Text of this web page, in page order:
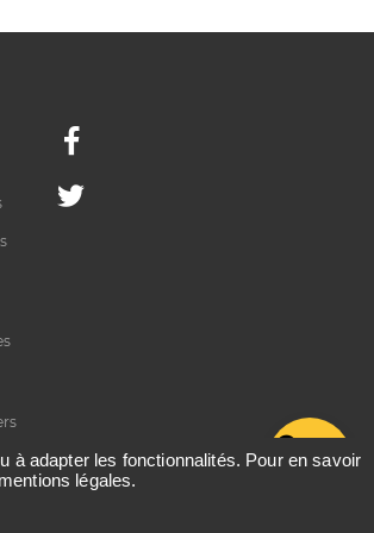
Facebook
Twitter
à adapter les fonctionnalités. Pour en savoir
légales.